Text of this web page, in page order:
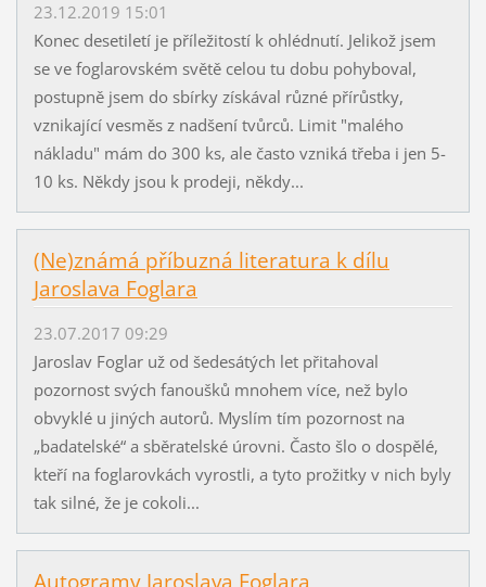
23.12.2019 15:01
Konec desetiletí je příležitostí k ohlédnutí. Jelikož jsem
se ve foglarovském světě celou tu dobu pohyboval,
postupně jsem do sbírky získával různé přírůstky,
vznikající vesměs z nadšení tvůrců. Limit "malého
nákladu" mám do 300 ks, ale často vzniká třeba i jen 5-
10 ks. Někdy jsou k prodeji, někdy...
(Ne)známá příbuzná literatura k dílu
Jaroslava Foglara
23.07.2017 09:29
Jaroslav Foglar už od šedesátých let přitahoval
pozornost svých fanoušků mnohem více, než bylo
obvyklé u jiných autorů. Myslím tím pozornost na
„badatelské“ a sběratelské úrovni. Často šlo o dospělé,
kteří na foglarovkách vyrostli, a tyto prožitky v nich byly
tak silné, že je cokoli...
Autogramy Jaroslava Foglara